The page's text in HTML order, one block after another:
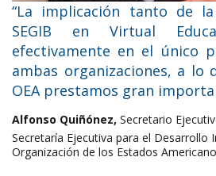
“La implicación tanto de
SEGIB en Virtual
efectivamente en el único
ambas organizaciones, a lo
OEA prestamos gran
Alfonso Quiñónez, Secretario
Secretaría Ejecutiva para el Desarrollo
Organización de los Estados